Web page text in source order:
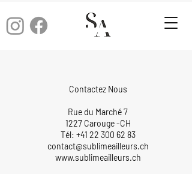
Contactez Nous
Rue du Marché 7
1227 Carouge -CH
Tél: +41 22 300 62 83
contact@sublimeailleurs.ch
www.sublimeailleurs.ch